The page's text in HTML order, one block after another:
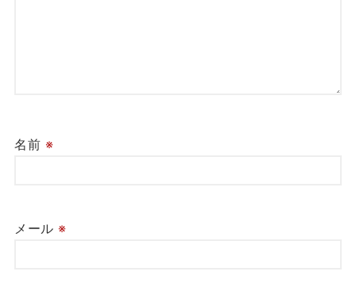
名前 ※
メール ※